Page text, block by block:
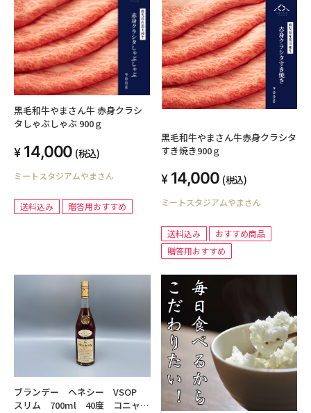
黒毛和牛やまさん牛 赤身クラシ
タしゃぶしゃぶ 900ｇ
14,000 (税込)
ミートスタジアムやまさん
送料込み 贈答用おすすめ
黒毛和牛やまさん牛赤身クラシタ
すき焼き900ｇ
14,000 (税込)
ミートスタジアムやまさん
送料込み
おすすめ商品
贈答用おすすめ
ブランデー ヘネシー VSOP
スリム 700ml 40度 コニャッ